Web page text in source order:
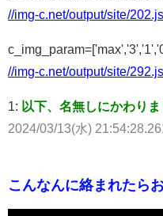
//img-c.net/output/site/202.js
//img-c.net/output/site/292.js
1: 以下、名無しにかわり
2024/03/13(水)
こんなんに絡まれたら